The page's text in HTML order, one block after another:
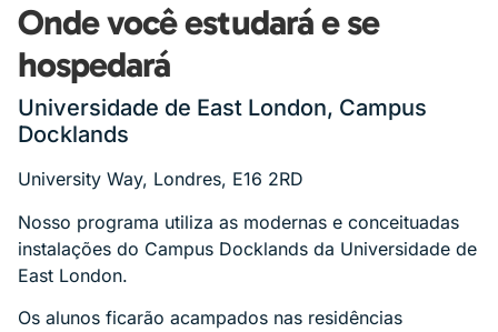
Onde você estudará e se
hospedará
Universidade de East London, Campus
Docklands
University Way, Londres, E16 2RD
Nosso programa utiliza as modernas e conceituadas
instalações do Campus Docklands da Universidade de
East London.
Os alunos ficarão acampados nas residências